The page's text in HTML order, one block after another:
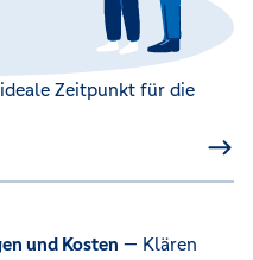
Zeitpunkt für die
und Kosten — Klären